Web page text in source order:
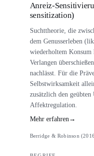
Anreiz-
sensitization)
Suchttheorie, die
dem Genusserleben
wiederholtem Konsum
Verlangen
nachlässt. Für die
Selbstwirksamkeit
zusätzlich den
Affektregulation.
Mehr erfahren →
Berridge & Robinson